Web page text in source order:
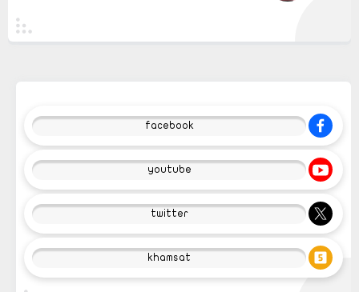
facebook
youtube
twitter
khamsat